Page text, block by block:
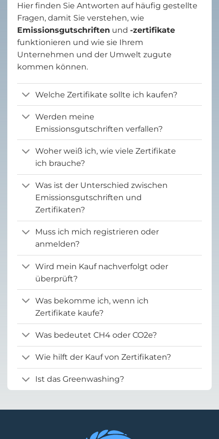
Hier finden Sie Antworten auf häufig gestellte
Fragen, damit Sie verstehen, wie
Emissionsgutschriften und -zertifikate
funktionieren und wie sie Ihrem
Unternehmen und der Umwelt zugute
kommen können.
Welche Zertifikate sollte ich kaufen?
Werden meine
Emissionsgutschriften verfallen?
Woher weiß ich, wie viele Zertifikate
ich brauche?
Was ist der Unterschied zwischen
Emissionsgutschriften und
Zertifikaten?
Muss ich mich registrieren oder
anmelden?
Wird mein Kauf nachverfolgt oder
überprüft?
Was bekomme ich, wenn ich
Zertifikate kaufe?
Was bedeutet CH4 oder CO2e?
Wie hilft der Kauf von Zertifikaten?
Ist das Greenwashing?